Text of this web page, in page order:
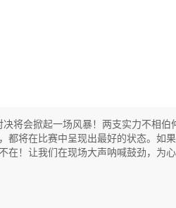
将会掀起一场风暴！两支实力不相
都将在比赛中呈现出最好的状态。如
！让我们在现场大声呐喊鼓劲，为